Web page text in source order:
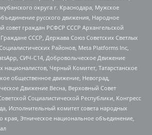
округа г. Краснодара, Мужское
русского движения, Народное
совет граждан РСФСР СССР Архангельской
СССР, Держава Союз Советских Светлых
Районов, Meta Platforms Inc,
СИЧ-С14, Добровольческое Движение
националистов, Черный Комитет, Татарстанское
общественное движение, Невоград,
Движение Весна, Верховный Совет
Социалистической Республики, Конгресс
Исполнительный комитет совета народных
края, Этническое национальное объединение,